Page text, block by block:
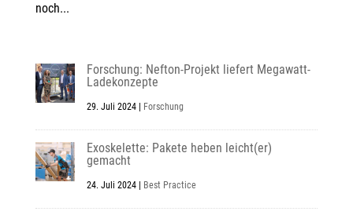
noch...
Forschung: Nefton-Projekt liefert Megawatt-
Ladekonzepte
29. Juli 2024| Forschung
Exoskelette: Pakete heben leicht(er)
gemacht
24. Juli 2024| Best Practice